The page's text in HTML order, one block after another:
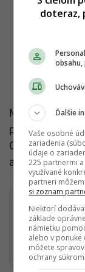
Medzi skoré
problémy so
Objaviť sa
alebo zmena
Dostaň
doteraz,
obsahu,
Ďalšie
Vaše osobné
zariadenia
údaje o
225 partnermi
využívané
partneri
si zoznam
Niektorí
základe
námietku
alebo v
môžete
ochrany